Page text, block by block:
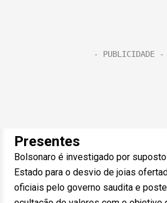
Presentes
Bolsonaro é investigado por
Estado para o desvio de joias
oficiais pelo governo saudita e